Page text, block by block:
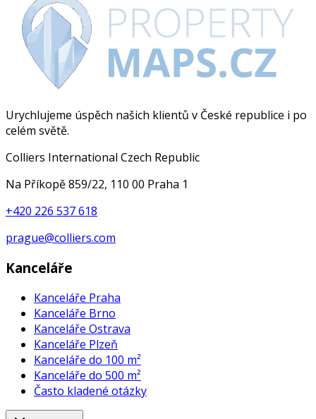
Urychlujeme úspěch našich klientů v České republice i po
celém světě.
Colliers International Czech Republic
Na Příkopě 859/22, 110 00 Praha 1
+420 226 537 618
prague@colliers.com
Kanceláře
Kanceláře Praha
Kanceláře Brno
Kanceláře Ostrava
Kanceláře Plzeň
Kanceláře do 100 m²
Kanceláře do 500 m²
Často kladené otázky